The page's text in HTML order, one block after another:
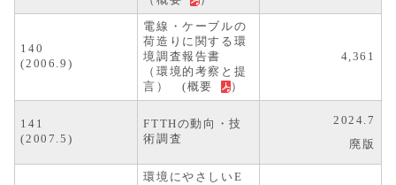
140
(2006.9)
電線・ケーブルの
荷造りに関する環
境調査報告書
（環境的考察と提
言） (概要 ）
4,361
141
(2007.5)
FTTHの動向・技
術調査
2024.7
廃版
環境にやさしいE